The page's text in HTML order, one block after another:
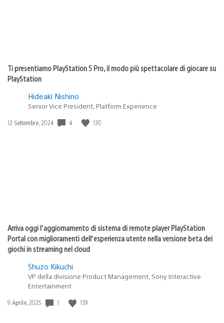
Ti presentiamo PlayStation 5 Pro, il modo più spettacolare di giocare su
PlayStation
Hideaki Nishino
Senior Vice President, Platform Experience
Data
12 Settembre, 2024 4 130
Arriva oggi l’aggiornamento di sistema di remote player PlayStation
Portal con miglioramenti dell’esperienza utente nella versione beta dei
giochi in streaming nel cloud
Shuzo Kikuchi
VP della divisione Product Management, Sony Interactive
Entertainment
Data
9 Aprile, 2025 1 139